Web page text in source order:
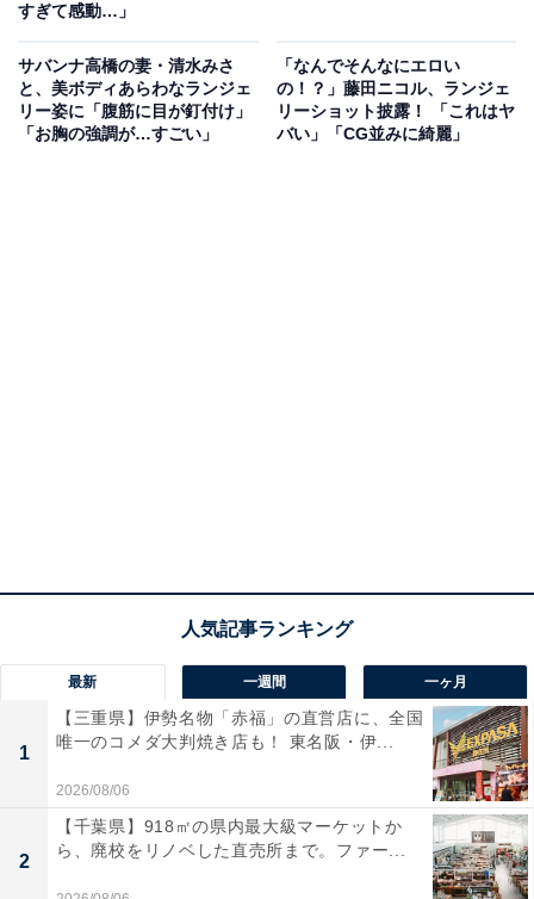
すぎて感動…」
サバンナ高橋の妻・清水みさ
と、美ボディあらわなランジェ
リー姿に「腹筋に目が釘付け」
「お胸の強調が…すごい」
「なんでそんなにエロい
の！？」藤田ニコル、ランジェ
リーショット披露！ 「これはヤ
バい」「CG並みに綺麗」
最新 一週間 一ヶ月
1
【三重県】伊勢名物「赤福」の直営店に、全国
唯一のコメダ大判焼き店も！ 東名阪・伊...
2026/08/06
2
【千葉県】918㎡の県内最大級マーケットか
ら、廃校をリノベした直売所まで。ファー...